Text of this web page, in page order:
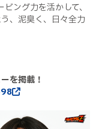
ング力を活かして、
、泥臭く、日々全力
を掲載！